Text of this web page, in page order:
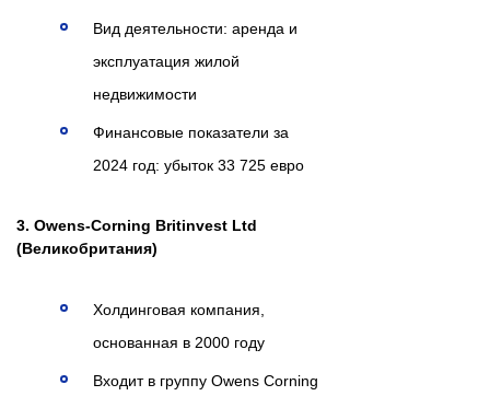
Вид деятельности: аренда и
эксплуатация жилой
недвижимости
Финансовые показатели за
2024 год: убыток 33 725 евро
3. Owens-Corning Britinvest Ltd
(Великобритания)
Холдинговая компания,
основанная в 2000 году
Входит в группу Owens Corning